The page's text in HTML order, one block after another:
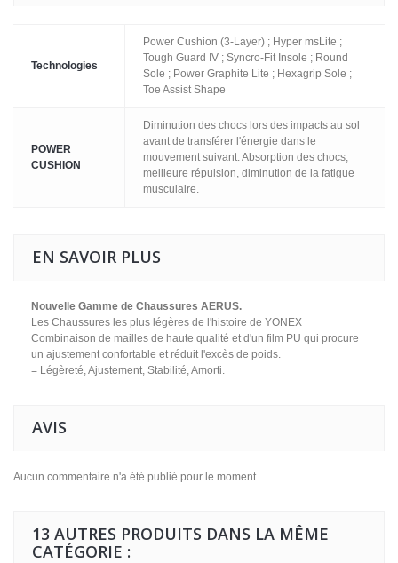
Technologies
Power Cushion (3-Layer) ; Hyper msLite ;
Tough Guard IV ; Syncro-Fit Insole ; Round
Sole ; Power Graphite Lite ; Hexagrip Sole ;
Toe Assist Shape
POWER
CUSHION
Diminution des chocs lors des impacts au sol
avant de transférer l'énergie dans le
mouvement suivant. Absorption des chocs,
meilleure répulsion, diminution de la fatigue
musculaire.
EN SAVOIR PLUS
Nouvelle Gamme de Chaussures AERUS.
Les Chaussures les plus légères de l'histoire de YONEX
Combinaison de mailles de haute qualité et d'un film PU qui procure
un ajustement confortable et réduit l'excès de poids.
= Légèreté, Ajustement, Stabilité, Amorti.
AVIS
Aucun commentaire n'a été publié pour le moment.
13 AUTRES PRODUITS DANS LA MÊME
CATÉGORIE :